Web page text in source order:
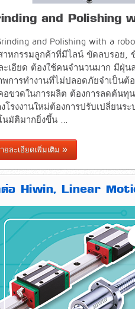
and Polishing
and Polishing with a
าหกรรมลูกค้าที่มีไลน์ ขัดลบรอย,
ะเอียด ต้องใช้คนจำนวนมาก มีฝุ่น
พการทำงานที่ไม่ปลอดภัยจำเป็นต้
อขวดในการผลิต ต้องการลดต้นทุ
งโรงงานใหม่ต้องการปรับเปลี่ยนร
นมัติมากยิ่งขึ้น ...
ยละเอียดเพิ่มเติม
อ Hiwin, Linear